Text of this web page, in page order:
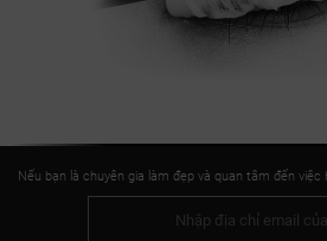
Nếu bạn là chuyên gia làm đẹp và quan tâm đến việc